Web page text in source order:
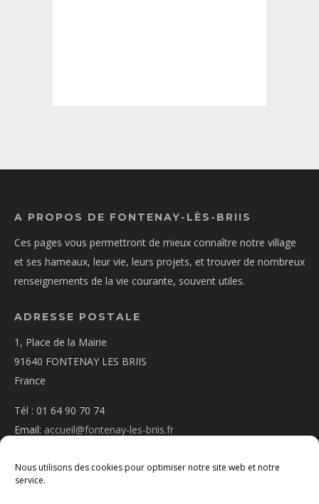
Nous utilisons des cookies pour optimiser notre site web et notre
service.
A PROPOS DE FONTENAY-LÈS-BRIIS
Ces pages vous permettront de mieux connaître notre village
et ses hameaux, leur vie, leurs projets, et trouver de nombreux
renseignements de la vie courante, souvent utiles.
ADRESSE POSTALE
1, Place de la Mairie
91640 FONTENAY LES BRIIS
France
Tél : 01 64 90 70 74
Email: accueil@fontenay-les-briis.fr